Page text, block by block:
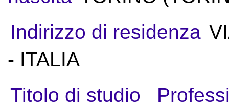
Indirizzo di residenza
- ITALIA
Titolo di studio